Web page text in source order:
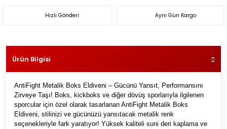
Hızlı Gönderi Aynı Gün Kargo
Ürün Bilgisi
AntiFight Metalik Boks Eldiveni – Gücünü Yansıt, Performansını
Zirveye Taşı! Boks, kickboks ve diğer dövüş sporlarıyla ilgilenen
sporcular için özel olarak tasarlanan AntiFight Metalik Boks
Eldiveni, stilinizi ve gücünüzü yansıtacak metalik renk
seçenekleriyle fark yaratıyor! Yüksek kaliteli suni deri kaplama ve